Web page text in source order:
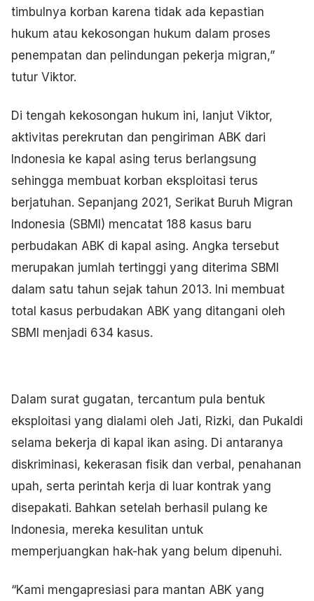
timbulnya korban karena tidak ada kepastian
hukum atau kekosongan hukum dalam proses
penempatan dan pelindungan pekerja migran,”
tutur Viktor.
Di tengah kekosongan hukum ini, lanjut Viktor,
aktivitas perekrutan dan pengiriman ABK dari
Indonesia ke kapal asing terus berlangsung
sehingga membuat korban eksploitasi terus
berjatuhan. Sepanjang 2021, Serikat Buruh Migran
Indonesia (SBMI) mencatat 188 kasus baru
perbudakan ABK di kapal asing. Angka tersebut
merupakan jumlah tertinggi yang diterima SBMI
dalam satu tahun sejak tahun 2013. Ini membuat
total kasus perbudakan ABK yang ditangani oleh
SBMI menjadi 634 kasus.
Dalam surat gugatan, tercantum pula bentuk
eksploitasi yang dialami oleh Jati, Rizki, dan Pukaldi
selama bekerja di kapal ikan asing. Di antaranya
diskriminasi, kekerasan fisik dan verbal, penahanan
upah, serta perintah kerja di luar kontrak yang
disepakati. Bahkan setelah berhasil pulang ke
Indonesia, mereka kesulitan untuk
memperjuangkan hak-hak yang belum dipenuhi.
“Kami mengapresiasi para mantan ABK yang